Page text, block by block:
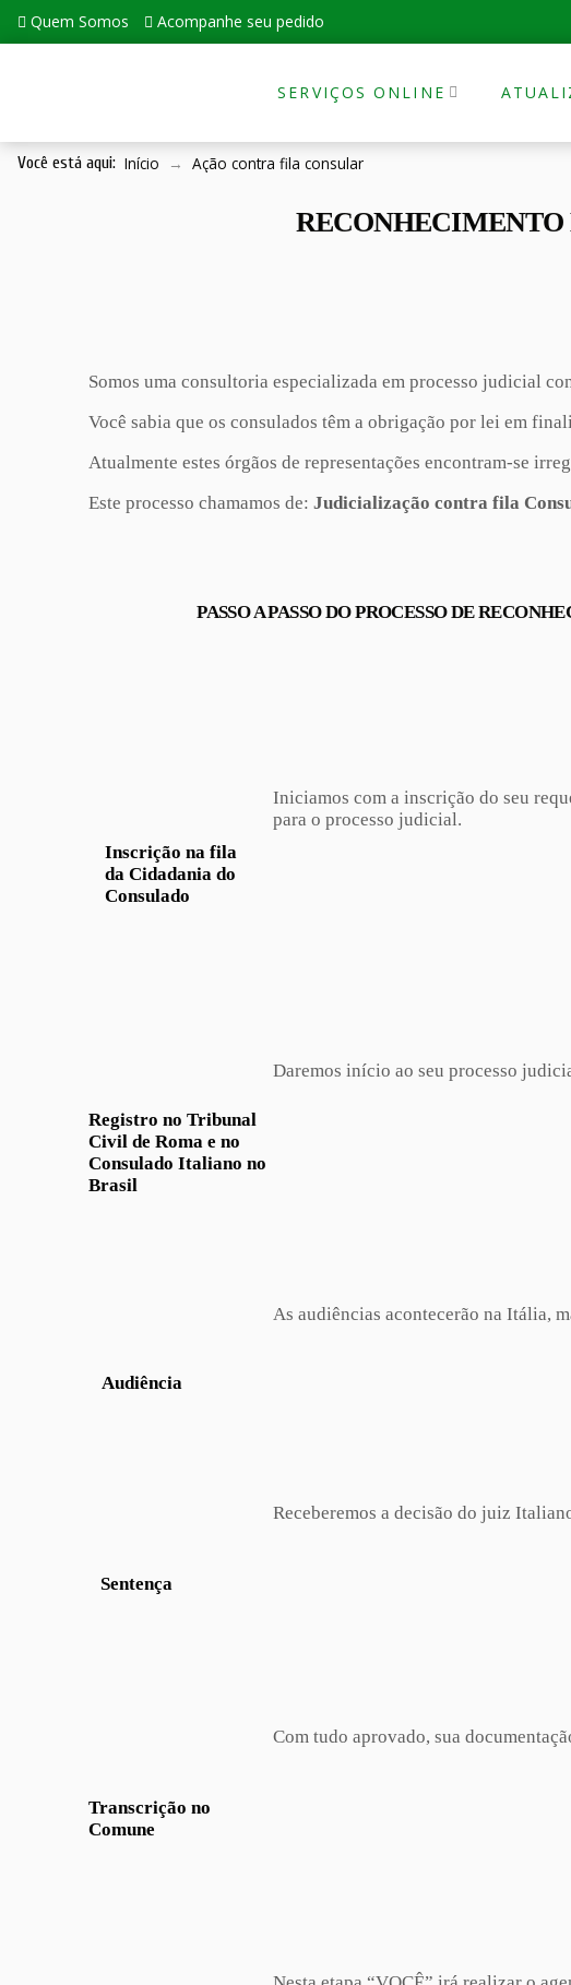
Quem Somos Acompanhe seu pedido
SERVIÇOS ONLINE
Você está aqui: Início → Ação contra fila consular
Somos uma consultoria especializada em processo judicial
Você sabia que os consulados têm a obrigação por lei em
Atualmente estes órgãos de representações encontram-se
Este processo chamamos de: Judicialização contra fila
PASSO A PASSO DO PROCESSO DE
Inscrição na fila
da Cidadania do
Consulado
Iniciamos com a inscrição do seu
para o processo judicial.
Registro no Tribunal
Civil de Roma e no
Consulado Italiano no
Brasil
Daremos início ao seu processo
Audiência
As audiências acontecerão na Itália,
Sentença
Receberemos a decisão do juiz
Transcrição no
Comune
Com tudo aprovado, sua